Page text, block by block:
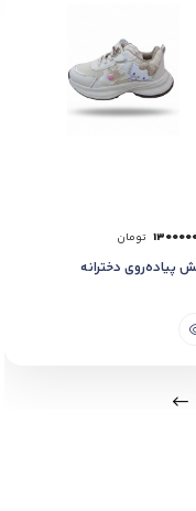
تومان
پیاده‌روی دخترانه